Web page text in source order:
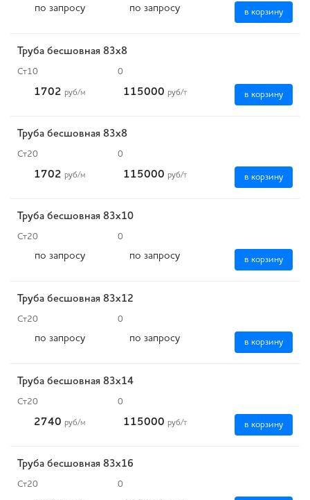
по запросу по запросу в корзину
Труба бесшовная 83х8
Ст10 0
1702 руб/м 115000 руб/т в корзину
Труба бесшовная 83х8
Ст20 0
1702 руб/м 115000 руб/т в корзину
Труба бесшовная 83х10
Ст20 0
по запросу по запросу в корзину
Труба бесшовная 83х12
Ст20 0
по запросу по запросу в корзину
Труба бесшовная 83х14
Ст20 0
2740 руб/м 115000 руб/т в корзину
Труба бесшовная 83х16
Ст20 0